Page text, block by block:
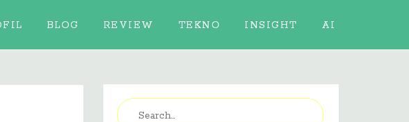
BLOG REVIEW TEKNO INSIGHT AI